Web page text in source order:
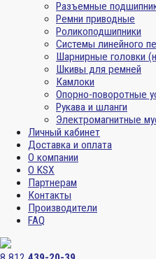
Разъемные
Ремни приводные
Роликоподшипники
Системы линейного
Шарнирные головки
Шкивы для ремней
Камлоки
Опорно-поворотные
Рукава и шланги
Электромагнитные
Личный кабинет
Доставка и оплата
О компании
О KSX
Партнерам
Контакты
Производители
FAQ